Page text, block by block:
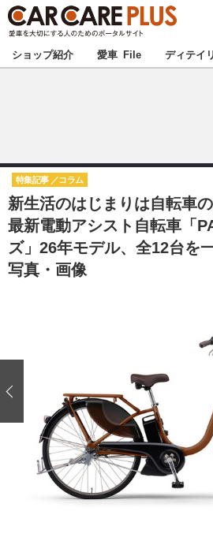
★カーケアプラス認定★ 厳選プロ
甲信越
東海
中国
スト
鈑金・塗装
ディテイリング
ディテイリング
ヘッドライト磨き
フィルム・ラッピング
鈑金・塗装
小キズ直し
特集記事
ストップ 不具合修理＆粗悪修理
カーメ
コラム
ショップ紹介
ショップレポート
レストア
ショップ紹介 愛車 File ディテイ
新生活のはじまりは自転車
最新電動アシスト自転車「
ズ」26年モデル、全12台を
写真・画像
特集記事 コラム